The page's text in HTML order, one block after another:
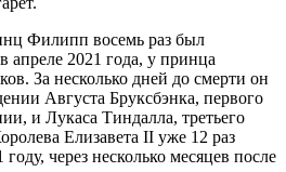
Филипп восемь раз был
апреле 2021 года, у принца
За несколько дней до смерти он
Августа Бруксбэнка, первого
и Лукаса Тиндалла, третьего
Елизавета II уже 12 раз
через несколько месяцев после